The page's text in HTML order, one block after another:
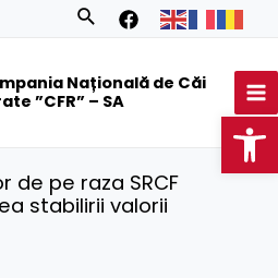
Search
Națională de Căi
”CFR” – SA
de pe raza SRCF
stabilirii valorii